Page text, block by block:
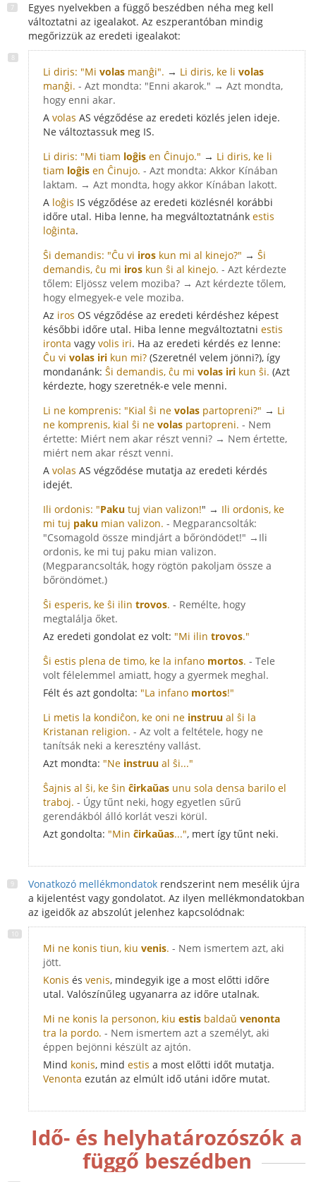
Egyes nyelvekben a függő beszédben néha meg kell
változtatni az igealakot. Az eszperantóban mindig
megőrizzük az eredeti igealakot:
Li diris: "Mi volas manĝi". → Li diris, ke li volas
manĝi. - Azt mondta: "Enni akarok." → Azt mondta,
hogy enni akar.
A volas AS végződése az eredeti közlés jelen ideje.
Ne változtassuk meg IS.
Li diris: "Mi tiam loĝis en Ĉinujo." → Li diris, ke li
tiam loĝis en Ĉinujo. - Azt mondta: Akkor Kínában
laktam. → Azt mondta, hogy akkor Kínában lakott.
A loĝis IS végződése az eredeti közlésnél korábbi
időre utal. Hiba lenne, ha megváltoztatnánk estis
loĝinta.
Ŝi demandis: "Ĉu vi iros kun mi al kinejo?" → Ŝi
demandis, ĉu mi iros kun ŝi al kinejo. - Azt kérdezte
tőlem: Eljössz velem moziba? → Azt kérdezte tőlem,
hogy elmegyek-e vele moziba.
Az iros OS végződése az eredeti kérdéshez képest
későbbi időre utal. Hiba lenne megváltoztatni estis
ironta vagy volis iri. Ha az eredeti kérdés ez lenne:
Ĉu vi volas iri kun mi? (Szeretnél velem jönni?), így
mondanánk: Ŝi demandis, ĉu mi volas iri kun ŝi. (Azt
kérdezte, hogy szeretnék-e vele menni.
Li ne komprenis: "Kial ŝi ne volas partopreni?" → Li
ne komprenis, kial ŝi ne volas partopreni. - Nem
értette: Miért nem akar részt venni? → Nem értette,
miért nem akar részt venni.
A volas AS végződése mutatja az eredeti kérdés
idejét.
Ili ordonis: "Paku tuj vian valizon!" → Ili ordonis, ke
mi tuj paku mian valizon. - Megparancsolták:
"Csomagold össze mindjárt a bőröndödet!" →Ili
ordonis, ke mi tuj paku mian valizon.
(Megparancsolták, hogy rögtön pakoljam össze a
bőröndömet.)
Ŝi esperis, ke ŝi ilin trovos. - Remélte, hogy
megtalálja őket.
Az eredeti gondolat ez volt: "Mi ilin trovos."
Ŝi estis plena de timo, ke la infano mortos. - Tele
volt félelemmel amiatt, hogy a gyermek meghal.
Félt és azt gondolta: "La infano mortos!"
Li metis la kondiĉon, ke oni ne instruu al ŝi la
Kristanan religion. - Az volt a feltétele, hogy ne
tanítsák neki a keresztény vallást.
Azt mondta: "Ne instruu al ŝi..."
Ŝajnis al ŝi, ke ŝin ĉirkaŭas unu sola densa barilo el
traboj. - Úgy tűnt neki, hogy egyetlen sűrű
gerendákból álló korlát veszi körül.
Azt gondolta: "Min ĉirkaŭas...", mert így tűnt neki.
Vonatkozó mellékmondatok rendszerint nem mesélik újra
a kijelentést vagy gondolatot. Az ilyen mellékmondatokban
az igeidők az abszolút jelenhez kapcsolódnak:
Mi ne konis tiun, kiu venis. - Nem ismertem azt, aki
jött.
Konis és venis, mindegyik ige a most előtti időre
utal. Valószínűleg ugyanarra az időre utalnak.
Mi ne konis la personon, kiu estis baldaŭ venonta
tra la pordo. - Nem ismertem azt a személyt, aki
éppen bejönni készült az ajtón.
Mind konis, mind estis a most előtti időt mutatja.
Venonta ezután az elmúlt idő utáni időre mutat.
Idő- és helyhatározószók a
függő beszédben